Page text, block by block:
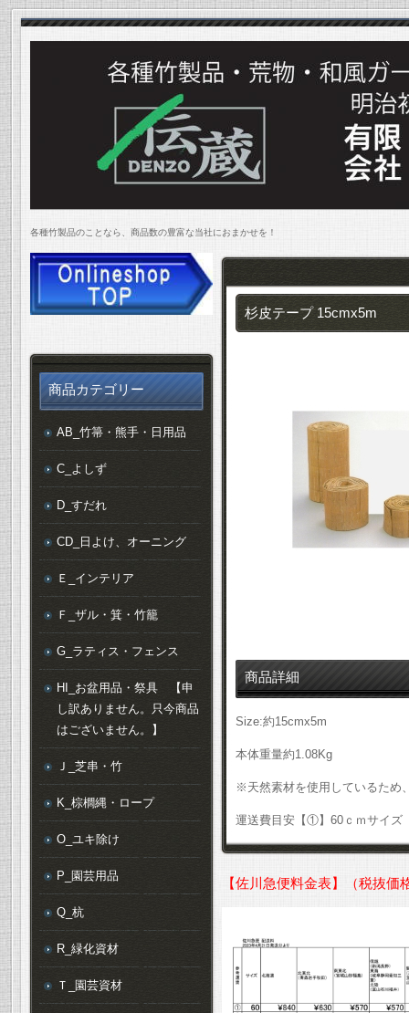
各種竹製品のことなら、商品数の豊富な当社におまかせを！
杉皮テープ 15cmx5m
商品詳細
Size:約15cmx5m
本体重量約1.08Kg
※天然素材を使用しているため
運送費目安【①】60ｃｍサイズ
【佐川急便料金表】（税抜価
商品カテゴリー
AB_竹箒・熊手・日用品
C_よしず
D_すだれ
CD_日よけ、オーニング
Ｅ_インテリア
Ｆ_ザル・箕・竹籠
G_ラティス・フェンス
HI_お盆用品・祭具 【申
し訳ありません。只今商品
はございません。】
Ｊ_芝串・竹
K_棕櫚縄・ロープ
O_ユキ除け
P_園芸用品
Q_杭
R_緑化資材
Ｔ_園芸資材